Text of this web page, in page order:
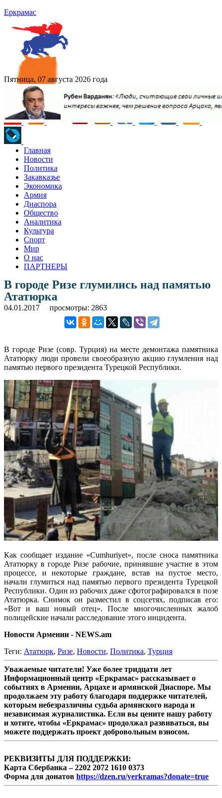
Еркрамас
Пятница, 07 августа 2026 года
Главная
Новости
Политика
Закавказье
Экономика
Армия
Диаспора
Общество
Аналитика
Культура
Спорт
Мир
О нас
ПАРТНЕРЫ
В городе Ризе глумились над памятью
Ататюрка
04.01.2017 просмотры: 2863
В городе Ризе (совр. Турция) на месте демонтажа памятника
Ататюрку люди провели своеобразную акцию глумления над
памятью первого президента Турецкой Республики.
Как сообщает издание «Cumhuriyet», после сноса памятника
Ататюрку в городе Ризе рабочие, принявшие участие в этом
процессе, и некоторые граждане, встав на пустое место,
начали глумиться над памятью первого президента Турецкой
Республики. Один из рабочих даже сфотографировался в позе
Ататюрка. Снимок он разместил в соцсетях, подписав его:
«Вот и ваш новый отец». После многочисленных жалоб
полицейские начали расследование этого инцидента.
Новости Армении - NEWS.am
Теги: Ататюрк, Ризе, Новости, Политика, Турция
Уважаемые читатели! Уже более тридцати лет
Информационный центр «Еркрамас» рассказывает о
событиях в Армении, Арцахе и армянской Диаспоре. Мы
продолжаем эту работу благодаря поддержке читателей,
которым небезразличны судьба армянского народа и
независимая журналистика. Если вы цените нашу работу
и хотите, чтобы «Еркрамас» продолжал развиваться, вы
можете поддержать проект добровольным взносом.
РЕКВИЗИТЫ ДЛЯ ПОДДЕРЖКИ:
Карта Сбербанка – 2202 2072 1610 0373
Форма для донатов https://dzen.ru/yerkramas?donate=true